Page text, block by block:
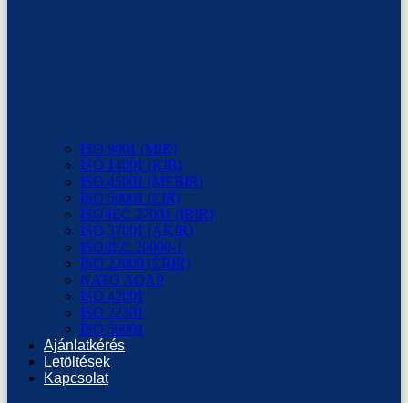
ISO 9001 (MIR)
ISO 14001 (KIR)
ISO 45001 (MEBIR)
ISO 50001 (EIR)
ISO/IEC 27001 (IBIR)
ISO 37001 (AKIR)
ISO/IEC 20000-1
ISO 22000 (ÉBIR)
NATO AQAP
ISO 42001
ISO 22301
ISO 56001
Ajánlatkérés
Letöltések
Kapcsolat